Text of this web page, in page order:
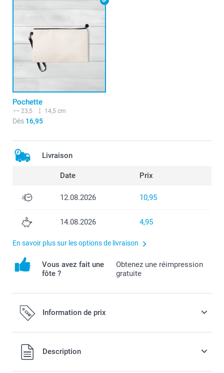
Pochette
23,5 14,5 cm
Dès 16,95
Livraison
Date Prix
12.08.2026 10,95
14.08.2026 4,95
En savoir plus sur les options de livraison
Vous avez fait une
fôte ?
Obtenez une réimpression
gratuite
Information de prix
Tous les prix sont en francs suisses (CHF), TVA incluse et
hors frais de port.
Description